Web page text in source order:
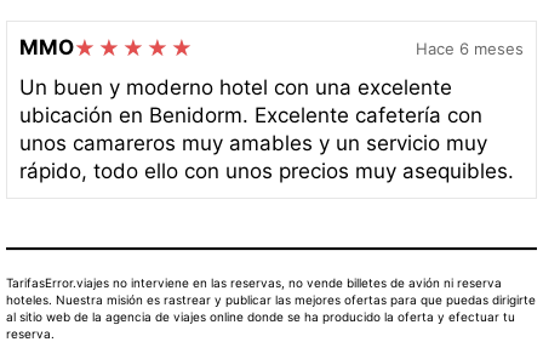
MMO Hace 6 meses
Un buen y moderno hotel con una excelente
ubicación en Benidorm. Excelente cafetería con
unos camareros muy amables y un servicio muy
rápido, todo ello con unos precios muy asequibles.
TarifasError.viajes no interviene en las reservas, no vende billetes de avión ni reserva
hoteles. Nuestra misión es rastrear y publicar las mejores ofertas para que puedas dirigirte
al sitio web de la agencia de viajes online donde se ha producido la oferta y efectuar tu
reserva.